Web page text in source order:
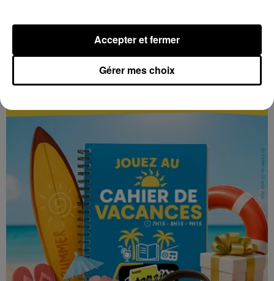
Les vacances passent vite... les cadeaux aussi
Gérer mes choix
Accepter et fermer